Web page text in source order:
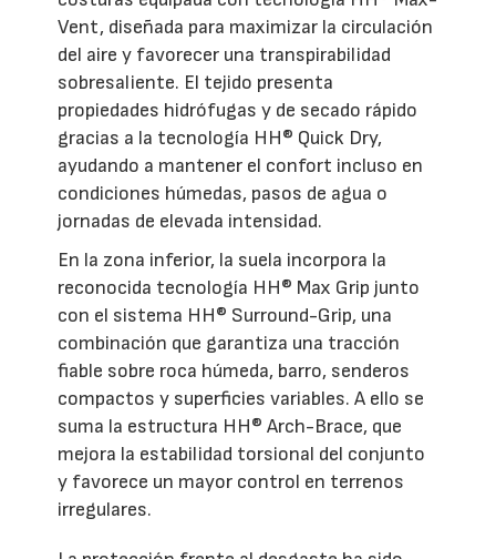
Vent, diseñada para maximizar la circulación
del aire y favorecer una transpirabilidad
sobresaliente. El tejido presenta
propiedades hidrófugas y de secado rápido
gracias a la tecnología HH® Quick Dry,
ayudando a mantener el confort incluso en
condiciones húmedas, pasos de agua o
jornadas de elevada intensidad.
En la zona inferior, la suela incorpora la
reconocida tecnología HH® Max Grip junto
con el sistema HH® Surround-Grip, una
combinación que garantiza una tracción
fiable sobre roca húmeda, barro, senderos
compactos y superficies variables. A ello se
suma la estructura HH® Arch-Brace, que
mejora la estabilidad torsional del conjunto
y favorece un mayor control en terrenos
irregulares.